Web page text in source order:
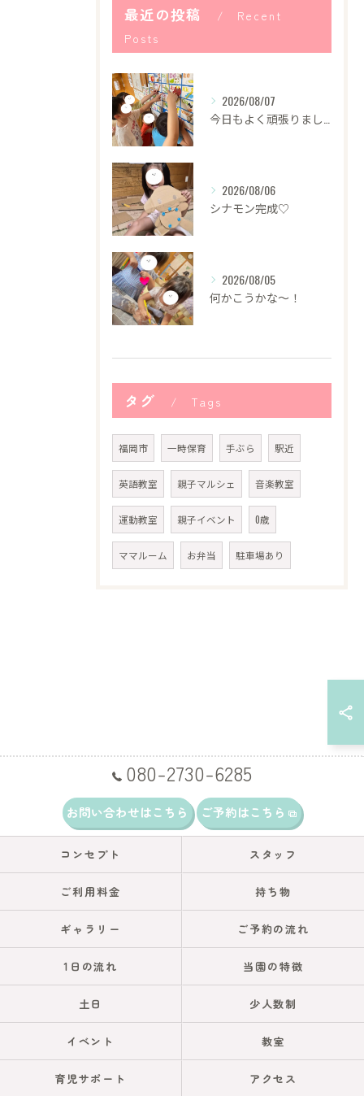
最近の投稿
Recent
Posts
2026/08/07
2026/08/06
シナモン完成♡
2026/08/05
何かこうかな〜！
タグ Tags
福岡市 一時保育 手ぶら 駅近
英語教室 親子マルシェ 音楽教室
運動教室 親子イベント 0歳
ママルーム お弁当 駐車場あり
080-2730-6285
お問い合わせはこちら ご予約はこちら
コンセプト スタッフ
ご利用料金 持ち物
ギャラリー ご予約の流れ
1日の流れ 当園の特徴
土日 少人数制
イベント 教室
育児サポート アクセス